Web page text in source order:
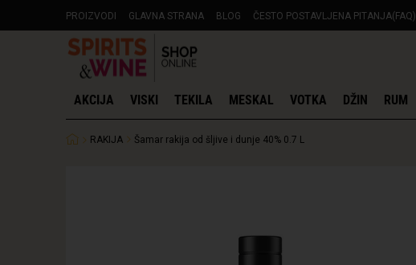
PROIZVODI GLAVNA STRANA BLOG ČESTO POSTAVLJENA PITANJA(FAQ)
AKCIJA VISKI TEKILA MESKAL VOTKA DŽIN RUM
RAKIJA Šamar rakija od šljive i dunje 40% 0.7 L